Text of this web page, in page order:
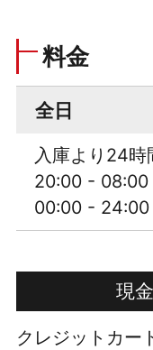
料金
全日
入庫より24時
20:00 - 08:00
00:00 -
現
クレジットカー